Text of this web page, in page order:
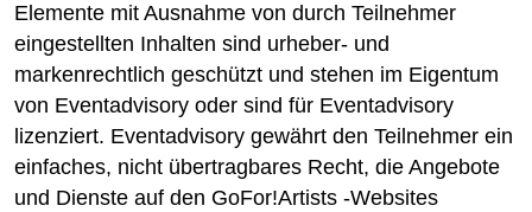
Elemente mit Ausnahme von durch Teilnehmer
eingestellten Inhalten sind urheber- und
markenrechtlich geschützt und stehen im Eigentum
von Eventadvisory oder sind für Eventadvisory
lizenziert. Eventadvisory gewährt den Teilnehmer ein
einfaches, nicht übertragbares Recht, die Angebote
und Dienste auf den GoFor!Artists -Websites